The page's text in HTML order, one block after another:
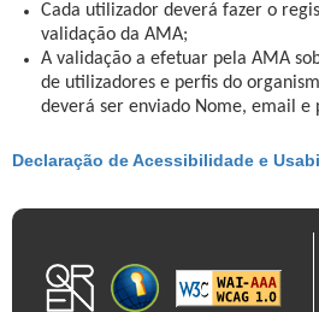
Cada utilizador deverá fazer o
validação da AMA;
A validação a efetuar pela AMA
de utilizadores e perfis do
deverá ser enviado Nome, email
Declaração de Acessibilidade e